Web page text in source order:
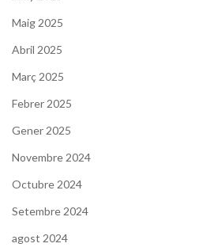
Maig 2025
Abril 2025
Març 2025
Febrer 2025
Gener 2025
Novembre 2024
Octubre 2024
Setembre 2024
agost 2024